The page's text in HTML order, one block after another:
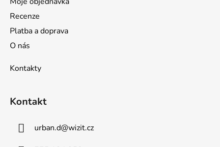
Recenze
Platba a doprava
O nás
Kontakty
Kontakt
urban.d@wizit.cz